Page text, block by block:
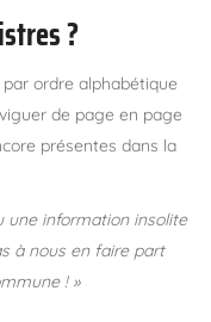
?
ordre alphabétique
de page en page
présentes dans la
une information insolite
à nous en faire part
! »